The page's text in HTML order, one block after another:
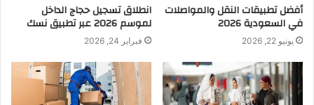
أفضل تطبيقات النقل والمواصلات
في السعودية 2026
يونيو 22, 2026
انطلاق تسجيل حجاج الداخل
لموسم 2026 عبر تطبيق نسك
فبراير 24, 2026